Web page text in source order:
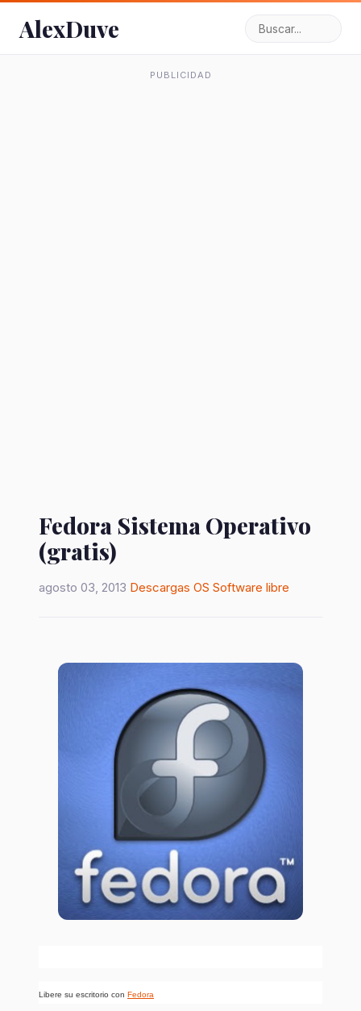
AlexDuve
PUBLICIDAD
Fedora Sistema Operativo
(gratis)
agosto 03, 2013 Descargas OS Software libre
Libere su escritorio con Fedora